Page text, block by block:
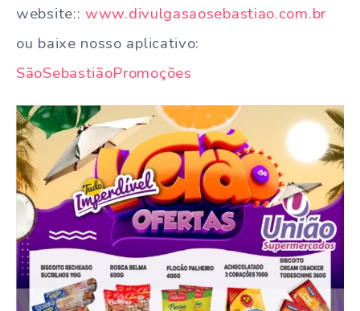
website:: www.divulgasaosebastiao.com.br
ou baixe nosso aplicativo:
SãoSebastiãoPromoções